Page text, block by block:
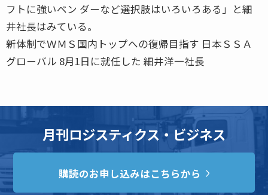
フトに強いベン ダーなど選択肢はいろいろある」と細
井社長はみている。
新体制でＷＭＳ国内トップへの復帰目指す 日本ＳＳＡ
グローバル 8月1日に就任した 細井洋一社長
月刊ロジスティクス・ビジネス
購読のお申し込みはこちらから